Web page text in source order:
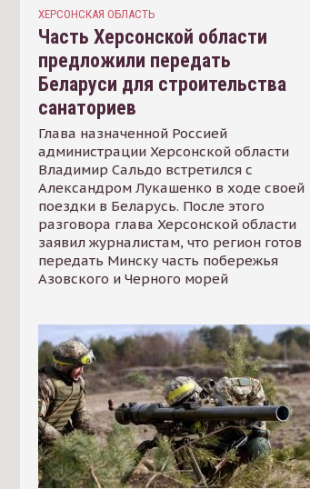
ХЕРСОНСКАЯ ОБЛАСТЬ
Часть Херсонской области
предложили передать
Беларуси для строительства
санаториев
Глава назначенной Россией
администрации Херсонской области
Владимир Сальдо встретился с
Александром Лукашенко в ходе своей
поездки в Беларусь. После этого
разговора глава Херсонской области
заявил журналистам, что регион готов
передать Минску часть побережья
Азовского и Черного морей